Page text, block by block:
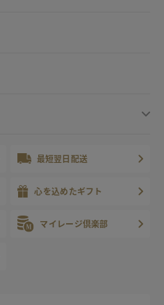
最短翌日配送
心を込めたギフト
マイレージ倶楽部